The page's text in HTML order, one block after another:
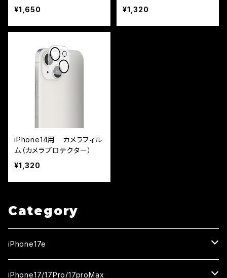
キラキラ（カメラフィルム）
¥1,650
¥1,320
iPhone14用 カメラフィル
ム（カメラプロテクター）
¥1,320
Category
iPhone17e
ガラスフィルム
iPhone17/17Pro/17proMax